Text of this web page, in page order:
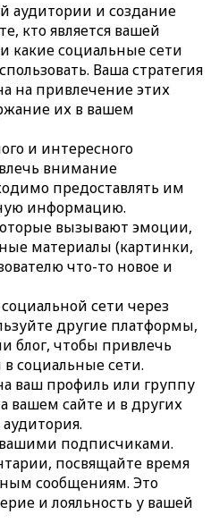
аудитории и создание
кто является вашей
какие социальные сети
Ваша стратегия
на привлечение этих
их в вашем
и интересного
внимание
предоставлять им
информацию.
вызывают эмоции,
материалы (картинки,
что-то новое и
сети через
другие платформы,
блог, чтобы привлечь
социальные сети.
ваш профиль или группу
вашем сайте и в других
подписчиками.
посвящайте время
сообщениям. Это
и лояльность у вашей